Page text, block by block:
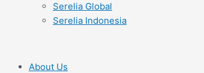
Serelia Global
Serelia Indonesia
About Us